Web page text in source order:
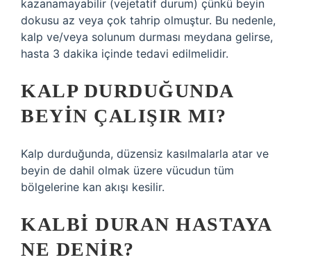
kazanamayabilir (vejetatif durum) çünkü beyin
dokusu az veya çok tahrip olmuştur. Bu nedenle,
kalp ve/veya solunum durması meydana gelirse,
hasta 3 dakika içinde tedavi edilmelidir.
KALP DURDUĞUNDA
BEYIN ÇALIŞIR MI?
Kalp durduğunda, düzensiz kasılmalarla atar ve
beyin de dahil olmak üzere vücudun tüm
bölgelerine kan akışı kesilir.
KALBI DURAN HASTAYA
NE DENIR?